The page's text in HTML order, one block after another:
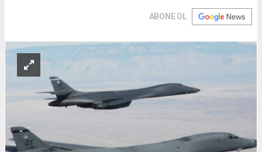
ABONE OL